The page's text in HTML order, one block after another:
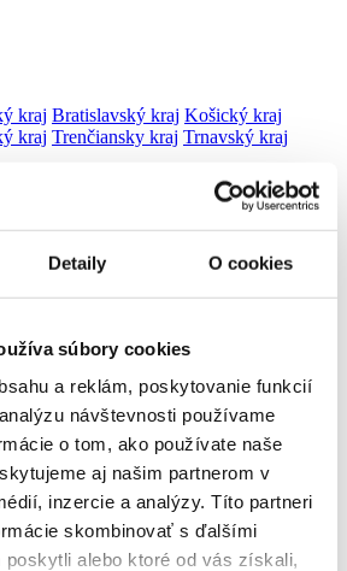
Detaily O cookies
súbory cookies
a reklám, poskytovanie funkcií
návštevnosti používame
o tom, ako používate naše
aj našim partnerom v
inzercie a analýzy. Títo partneri
skombinovať s ďalšími
poskytli alebo ktoré od vás získali,
kraj Bratislavský kraj Košický kraj
kraj Trenčiansky kraj Trnavský kraj
Levice Komárno
Zlaté Moravce
gastronómia
priemysel
Ubytovanie, cestovný ruch,
Doprava a zásobovanie
energetika Bankovníctvo a
technológie Tvorivá práca a kultúra